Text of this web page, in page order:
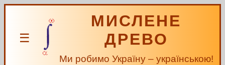
☰
МИСЛЕНЕ
ДРЕВО
Ми робимо Україну – українською!